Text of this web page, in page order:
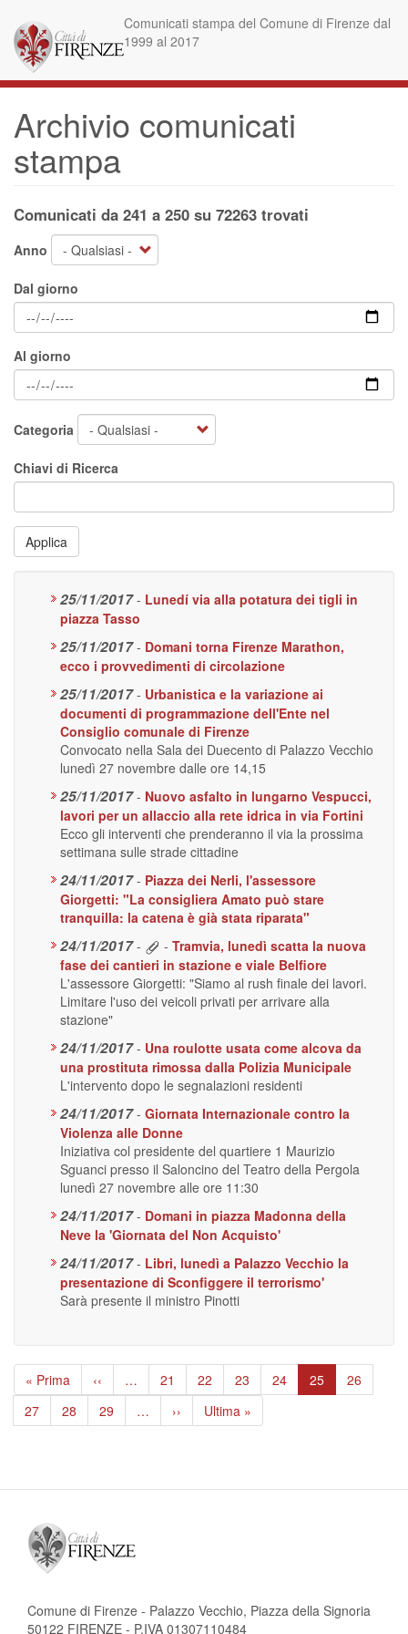
contenuto
principale
Comunicati stampa del Comune di Firenze dal
1999 al 2017
Archivio comunicati
stampa
Comunicati da 241 a 250 su 72263 trovati
Anno
Dal giorno
Al giorno
Categoria
Chiavi di Ricerca
Applica
25/11/2017 - Lunedí via alla potatura dei tigli in
piazza Tasso
25/11/2017 - Domani torna Firenze Marathon,
ecco i provvedimenti di circolazione
25/11/2017 - Urbanistica e la variazione ai
documenti di programmazione dell'Ente nel
Consiglio comunale di Firenze
Convocato nella Sala dei Duecento di Palazzo Vecchio
lunedì 27 novembre dalle ore 14,15
25/11/2017 - Nuovo asfalto in lungarno Vespucci,
lavori per un allaccio alla rete idrica in via Fortini
Ecco gli interventi che prenderanno il via la prossima
settimana sulle strade cittadine
24/11/2017 - Piazza dei Nerli, l'assessore
Giorgetti: "La consigliera Amato può stare
tranquilla: la catena è già stata riparata"
24/11/2017 - - Tramvia, lunedì scatta la nuova
fase dei cantieri in stazione e viale Belfiore
L'assessore Giorgetti: "Siamo al rush finale dei lavori.
Limitare l'uso dei veicoli privati per arrivare alla
stazione"
24/11/2017 - Una roulotte usata come alcova da
una prostituta rimossa dalla Polizia Municipale
L'intervento dopo le segnalazioni residenti
24/11/2017 - Giornata Internazionale contro la
Violenza alle Donne
Iniziativa col presidente del quartiere 1 Maurizio
Sguanci presso il Saloncino del Teatro della Pergola
lunedì 27 novembre alle ore 11:30
24/11/2017 - Domani in piazza Madonna della
Neve la 'Giornata del Non Acquisto'
24/11/2017 - Libri, lunedì a Palazzo Vecchio la
presentazione di Sconfiggere il terrorismo'
Sarà presente il ministro Pinotti
Paginazione
Prima
pagina
« Prima
Pagina
precedente
‹‹ … Page
21 Page
22 Page
23 Page
24
Pagina
attuale
25 Page
26
Page
27 Page
28 Page
29 …
Pagina
successiva
››
Ultima
pagina
Ultima »
Comune di Firenze - Palazzo Vecchio, Piazza della Signoria
50122 FIRENZE - P.IVA 01307110484